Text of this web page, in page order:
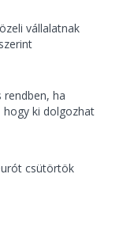
vállalatnak
rendben, ha
ki dolgozhat
csütörtök